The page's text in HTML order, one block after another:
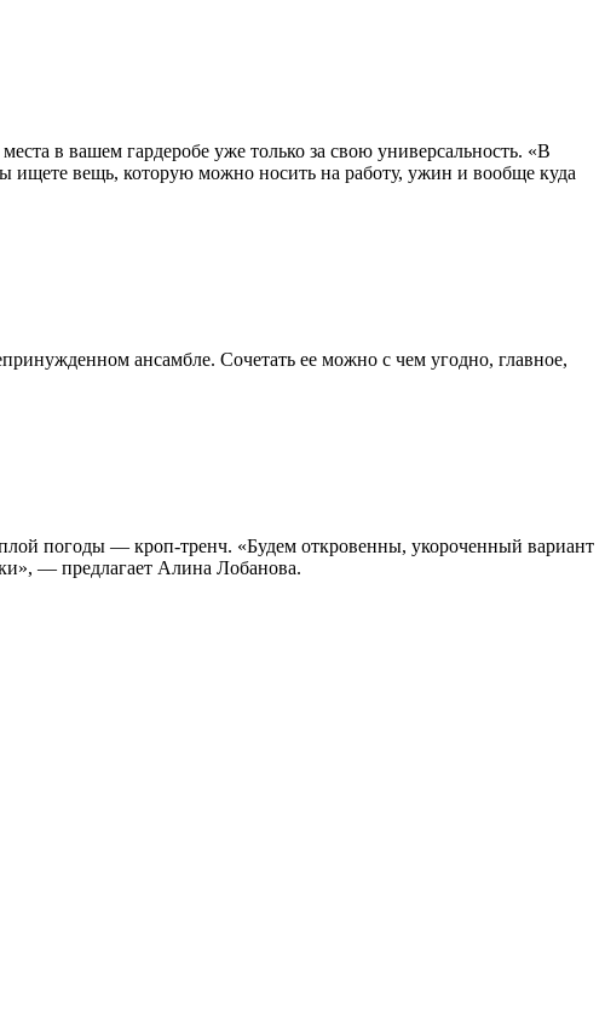
в вашем гардеробе уже только за свою универсальность. «В
ищете вещь, которую можно носить на работу, ужин и вообще куда
ансамбле. Сочетать ее можно с чем угодно, главное,
погоды — кроп-тренч. «Будем откровенны, укороченный вариант
— предлагает Алина Лобанова.